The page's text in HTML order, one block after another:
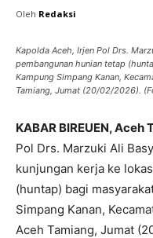
Oleh Redaksi
Kapolda Aceh, Irjen Pol Drs.
pembangunan hunian tetap
Kampung Simpang Kanan,
Tamiang, Jumat (20/02/2026).
KABAR BIREUEN, Aceh
Pol Drs. Marzuki Ali
kunjungan kerja ke
(huntap) bagi
Simpang Kanan,
Aceh Tamiang, Jumat